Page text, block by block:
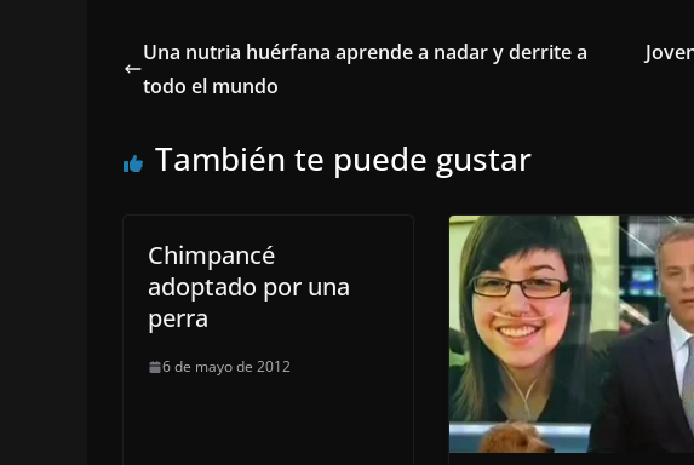
Una nutria huérfana aprende a nadar y derrite a
todo el mundo
También te puede gustar
Chimpancé
adoptado por una
perra
6 de mayo de 2012